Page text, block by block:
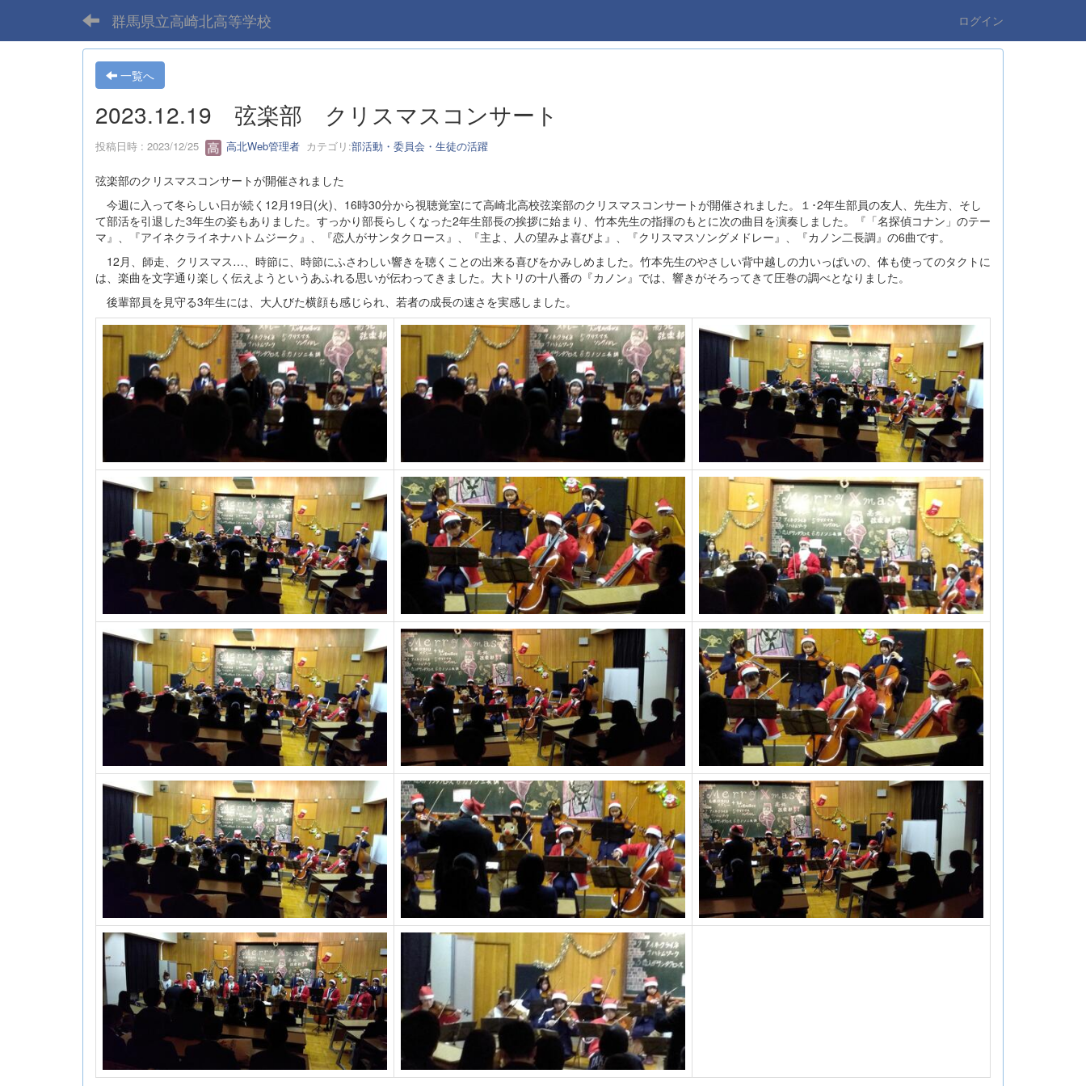
群馬県立高崎北高等学校 ログイン
一覧へ
2023.12.19 弦楽部 クリスマスコンサート
投稿日時 : 2023/12/25 高北Web管理者 カテゴリ:部活動・委員会・生徒の活躍
弦楽部のクリスマスコンサートが開催されました
今週に入って冬らしい日が続く12月19日(火)、16時30分から視聴覚室にて高崎北高校弦楽部のクリスマスコンサートが開催されました。１･2年生部員の友人、先生方、そし
て部活を引退した3年生の姿もありました。すっかり部長らしくなった2年生部長の挨拶に始まり、竹本先生の指揮のもとに次の曲目を演奏しました。『「名探偵コナン」のテー
マ』、『アイネクライネナハトムジーク』、『恋人がサンタクロース』、『主よ、人の望みよ喜びよ』、『クリスマスソングメドレー』、『カノン二長調』の6曲です。
12月、師走、クリスマス…、時節に、時節にふさわしい響きを聴くことの出来る喜びをかみしめました。竹本先生のやさしい背中越しの力いっぱいの、体も使ってのタクトに
は、楽曲を文字通り楽しく伝えようというあふれる思いが伝わってきました。大トリの十八番の『カノン』では、響きがそろってきて圧巻の調べとなりました。
後輩部員を見守る3年生には、大人びた横顔も感じられ、若者の成長の速さを実感しました。